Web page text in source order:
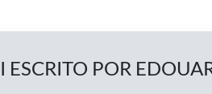
ESCRITO POR